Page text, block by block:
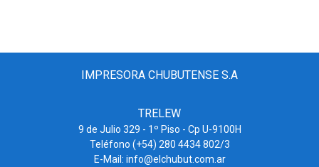
IMPRESORA CHUBUTENSE S.A
TRELEW
9 de Julio 329 - 1º Piso - Cp U-9100H
Teléfono (+54) 280 4434 802/3
E-Mail: info@elchubut.com.ar